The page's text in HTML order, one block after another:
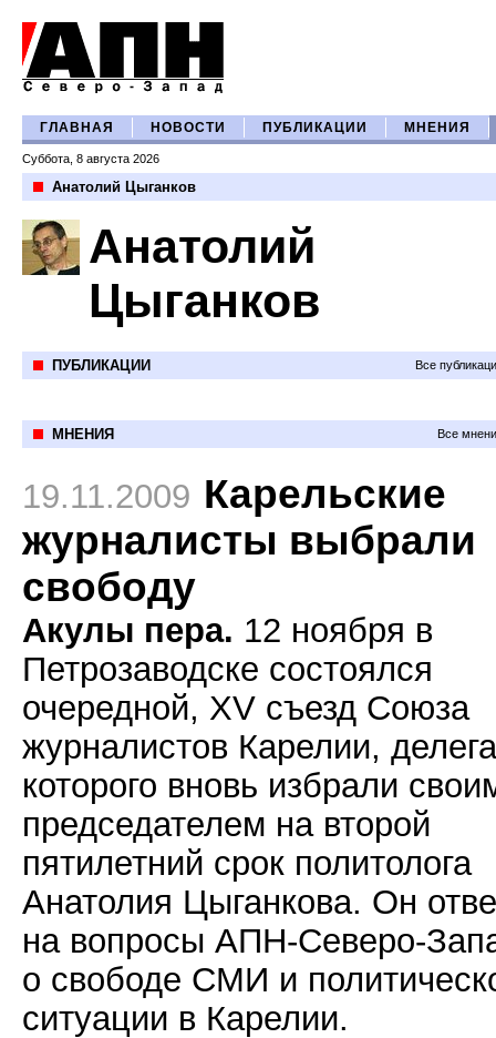
ГЛАВНАЯ НОВОСТИ ПУБЛИКАЦИИ МНЕНИЯ
Суббота, 8 августа 2026
Анатолий Цыганков
Анатолий
Цыганков
ПУБЛИКАЦИИ Все
МНЕНИЯ Все
19.11.2009 Карельские
журналисты выбрали
свободу
Акулы пера. 12 ноября в
Петрозаводске состоялся
очередной, XV съезд Союза
журналистов Карелии,
которого вновь избрали
председателем на второй
пятилетний срок политолога
Анатолия Цыганкова. Он
на вопросы АПН-Северо-
о свободе СМИ и
ситуации в Карелии.